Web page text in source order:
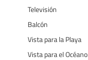
Televisión
Balcón
Vista para la Playa
Vista para el Océano